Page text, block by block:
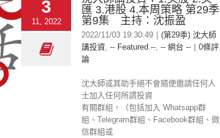
3
11, 2022
匯 3.港股 4.本周策略 第29季
第9集 主持：沈振盈
2022/11/03 19:30:49
(第29季) 沈大師
講投資, -- Featured --, -- 網台 --
0條評
論
沈大師或其助手絕不會隨便邀請任何人
士加入任何所謂投資
有關群組，（包括加入 Whatsapp群
組、Telegram群組、Facebook群組、微
信群組或